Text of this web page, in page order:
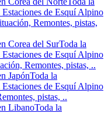
de Esquí Alpino
Remontes, pistas,
Corea del SurToda la
de Esquí Alpino
Remontes, pistas, ..
JapónToda la
de Esquí Alpino
pistas, ..
LibanoToda la